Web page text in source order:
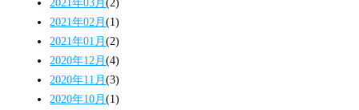
2021年02月(1)
2021年01月(2)
2020年12月(4)
2020年11月(3)
2020年10月(1)